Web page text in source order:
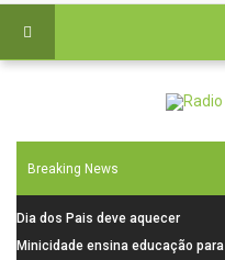
Breaking News
Dia dos Pais deve aquecer
comércio de São Carlos com
Minicidade ensina educação para